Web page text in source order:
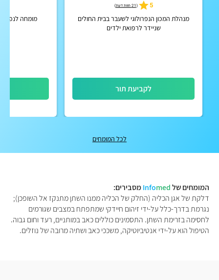
5
(21 חוות דעת )
מנהלת המכון הנפרולוגי לשעבר בבית החולים
שניידר לרפואת ילדים
לקביעת תור
מומחה
לכל המומחים
המומחים של Infomed
מסבירים:
דלקת של אגן הכליה (החלק של הכליה ממנו השתן מתנקז אל השופכן);
נגרמת בדרך-כלל על-ידי זיהום חיידקי שמתפתח במצבים שגורמים
לחסימה בזרימת השתן. התסמינים כוללים כאב במותניים, רעד וחום גבוה.
הטיפול הוא על-ידי אנטיביוטיקה, משככי כאב ושתיה מרובה של נוזלים.